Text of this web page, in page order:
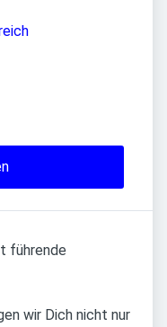
führende
wir Dich nicht nur